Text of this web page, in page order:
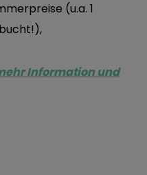
(u.a. 1
Information und